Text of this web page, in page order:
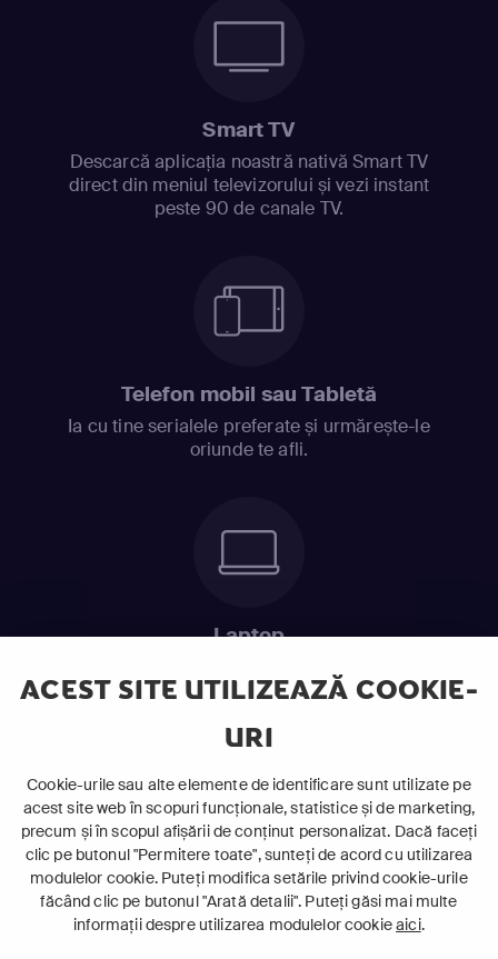
ACEST SITE UTILIZEAZĂ COOKIE-
URI
Cookie-urile sau alte elemente de identificare sunt utilizate pe
acest site web în scopuri funcționale, statistice și de marketing,
precum și în scopul afișării de conținut personalizat. Dacă faceți
clic pe butonul "Permitere toate", sunteți de acord cu utilizarea
modulelor cookie. Puteți modifica setările privind cookie-urile
făcând clic pe butonul "Arată detalii". Puteți găsi mai multe
informații despre utilizarea modulelor cookieaici.
Smart TV
Descarcă aplicația noastră nativă Smart TV
direct din meniul televizorului și vezi instant
peste 90 de canale TV.
Telefon mobil sau Tabletă
Ia cu tine serialele preferate și urmărește-le
oriunde te afli.
Laptop
ABONEAZĂ-TE ACUM
Cerințe de sistem